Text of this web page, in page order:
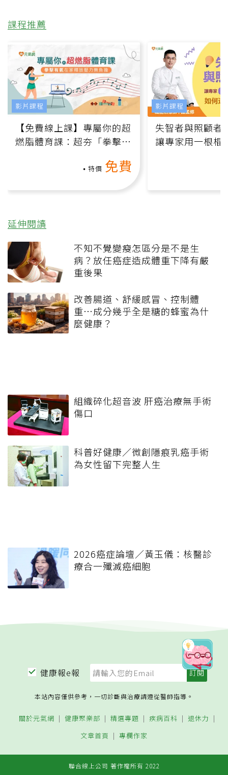
課程推薦
【免費線上課】專屬你的超
燃脂體育課：超夯「拳擊有
特價 免費
影片課程
失智者與照顧者
讓專家用一根棍
影片課程
延伸閱讀
不知不覺變瘦怎區分是不是生
病？放任癌症造成體重下降有嚴
重後果
改善腸道、舒緩感冒、控制體
重…成分幾乎全是糖的蜂蜜為什
麼健康？
組織碎化超音波 肝癌治療無手術
傷口
科普好健康／微創隱痕乳癌手術
為女性留下完整人生
2026癌症論壇／黃玉儀：核醫診
療合一殲滅癌細胞
健康報e報
本站內容僅供參考，一切診斷與治療請遵從醫師指導。
關於元氣網 健康聚樂部 精選專題 疾病百科
退休力
文章首頁
專欄作家
聯合線上公司 著作權所有 2022